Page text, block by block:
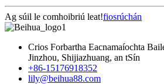
Ag súil le comhoibriú leat!fiosrúchán
Crios Forbartha Eacnamaíochta
Jinzhou, Shijiazhuang, an tSín
+86-15176918352
lily@beihua88.com